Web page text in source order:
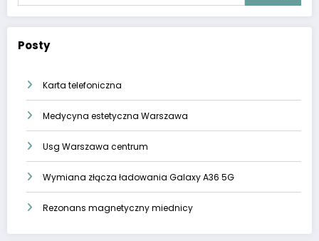
Posty
Karta telefoniczna
Medycyna estetyczna Warszawa
Usg Warszawa centrum
Wymiana złącza ładowania Galaxy A36 5G
Rezonans magnetyczny miednicy